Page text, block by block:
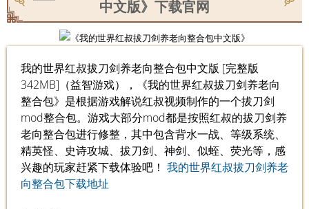
中文版》下载官网
我的世界红叔拔刀剑养老向整合包中文版 [完整版
342MB]（益智游戏），《我的世界红叔拔刀剑养老向
整合包》是根据游戏解说红叔视频制作的一个拔刀剑
mod整合包。游戏大部分mod都是按照红叔的拔刀剑养
老向整合包进行修整，其中包含背水一战、等级系统、
精英怪、史诗攻城、拔刀剑、神剑、似蛭、荧光等，感
兴趣的玩家赶紧下载体验吧！ 我的世界红叔拔刀剑养老
向整合包下载地址